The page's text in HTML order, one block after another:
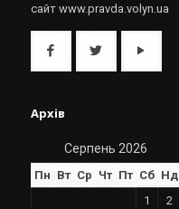
сайт www.pravda.volyn.ua
Архів
Серпень 2026
Пн Вт Ср Чт Пт Сб Нд
1
2